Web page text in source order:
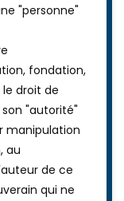
"personne"
fondation,
droit de
"autorité"
manipulation
au
de ce
qui ne